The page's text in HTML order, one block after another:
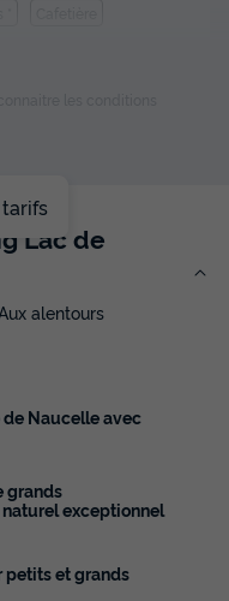
Lac de
alentours
Naucelle avec
grands
exceptionnel
petits et grands